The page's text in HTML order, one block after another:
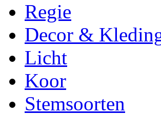
Regie
Decor &
Licht
Koor
Stemsoorten